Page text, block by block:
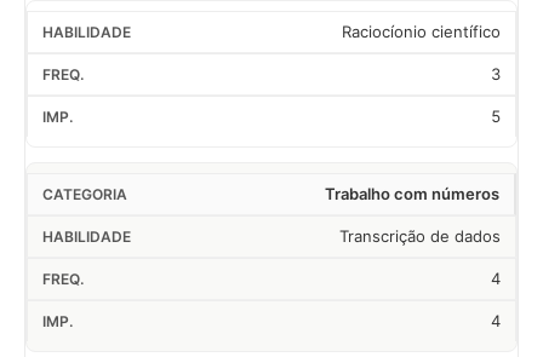
Raciocíonio científico
3
5
Trabalho com números
Transcrição de dados
4
4